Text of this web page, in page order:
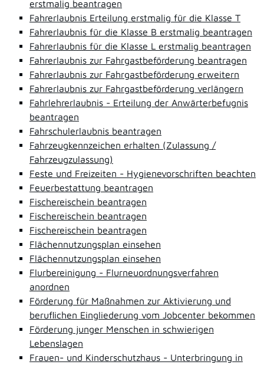
erstmalig beantragen
Fahrerlaubnis Erteilung erstmalig für die Klasse T
Fahrerlaubnis für die Klasse B erstmalig beantragen
Fahrerlaubnis für die Klasse L erstmalig beantragen
Fahrerlaubnis zur Fahrgastbeförderung beantragen
Fahrerlaubnis zur Fahrgastbeförderung erweitern
Fahrerlaubnis zur Fahrgastbeförderung verlängern
Fahrlehrerlaubnis - Erteilung der Anwärterbefugnis
beantragen
Fahrschulerlaubnis beantragen
Fahrzeugkennzeichen erhalten (Zulassung /
Fahrzeugzulassung)
Feste und Freizeiten - Hygienevorschriften beachten
Feuerbestattung beantragen
Fischereischein beantragen
Fischereischein beantragen
Fischereischein beantragen
Flächennutzungsplan einsehen
Flächennutzungsplan einsehen
Flurbereinigung - Flurneuordnungsverfahren
anordnen
Förderung für Maßnahmen zur Aktivierung und
beruflichen Eingliederung vom Jobcenter bekommen
Förderung junger Menschen in schwierigen
Lebenslagen
Frauen- und Kinderschutzhaus - Unterbringung in